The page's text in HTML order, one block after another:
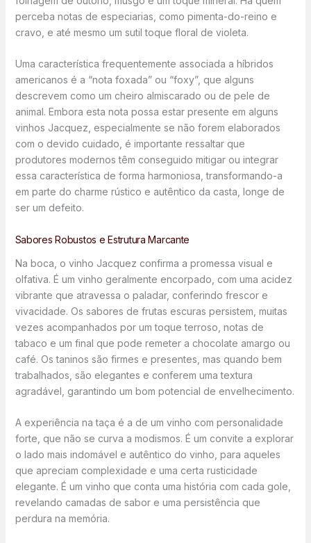
perceba notas de especiarias, como pimenta-do-reino e
cravo, e até mesmo um sutil toque floral de violeta.
Uma característica frequentemente associada a híbridos
americanos é a “nota foxada” ou “foxy”, que alguns
descrevem como um cheiro almiscarado ou de pele de
animal. Embora esta nota possa estar presente em alguns
vinhos Jacquez, especialmente se não forem elaborados
com o devido cuidado, é importante ressaltar que
produtores modernos têm conseguido mitigar ou integrar
essa característica de forma harmoniosa, transformando-a
em parte do charme rústico e autêntico da casta, longe de
ser um defeito.
Sabores Robustos e Estrutura Marcante
Na boca, o vinho Jacquez confirma a promessa visual e
olfativa. É um vinho geralmente encorpado, com uma acidez
vibrante que atravessa o paladar, conferindo frescor e
vivacidade. Os sabores de frutas escuras persistem, muitas
vezes acompanhados por um toque terroso, notas de
tabaco e um final que pode remeter a chocolate amargo ou
café. Os taninos são firmes e presentes, mas quando bem
trabalhados, são elegantes e conferem uma textura
agradável, garantindo um bom potencial de envelhecimento.
A experiência na taça é a de um vinho com personalidade
forte, que não se curva a modismos. É um convite a explorar
o lado mais indomável e autêntico do vinho, para aqueles
que apreciam complexidade e uma certa rusticidade
elegante. É um vinho que conta uma história com cada gole,
revelando camadas de sabor e uma persistência que
perdura na memória.